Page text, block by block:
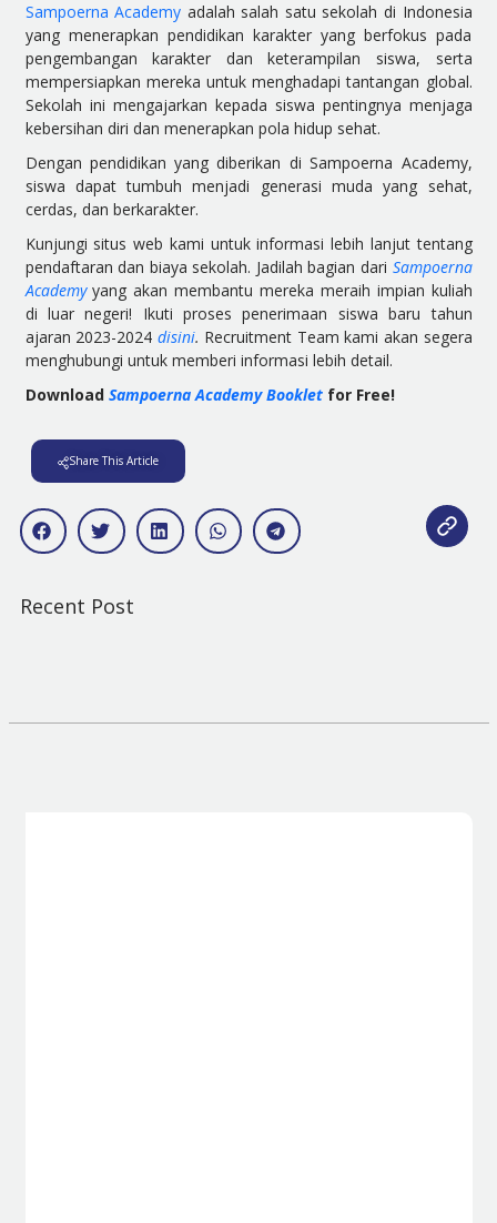
Sampoerna Academy adalah salah satu sekolah di Indonesia
yang menerapkan pendidikan karakter yang berfokus pada
pengembangan karakter dan keterampilan siswa, serta
mempersiapkan mereka untuk menghadapi tantangan global.
Sekolah ini mengajarkan kepada siswa pentingnya menjaga
kebersihan diri dan menerapkan pola hidup sehat.
Dengan pendidikan yang diberikan di Sampoerna Academy,
siswa dapat tumbuh menjadi generasi muda yang sehat,
cerdas, dan berkarakter.
Kunjungi situs web kami untuk informasi lebih lanjut tentang
pendaftaran dan biaya sekolah. Jadilah bagian dari Sampoerna
Academyyang akan membantu mereka meraih impian kuliah
di luar negeri! Ikuti proses penerimaan siswa baru tahun
ajaran 2023-2024 disini. Recruitment Team kami akan segera
menghubungi untuk memberi informasi lebih detail.
Download Sampoerna Academy Bookletfor Free!
Share This Article
Recent Post